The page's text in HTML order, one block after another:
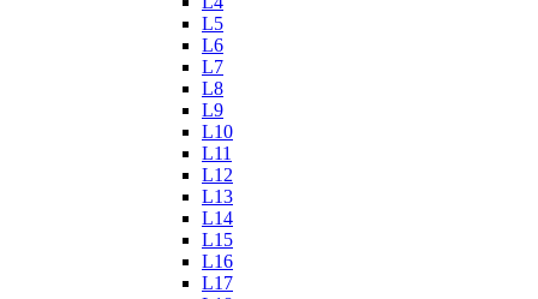
L5
L6
L7
L8
L9
L10
L11
L12
L13
L14
L15
L16
L17